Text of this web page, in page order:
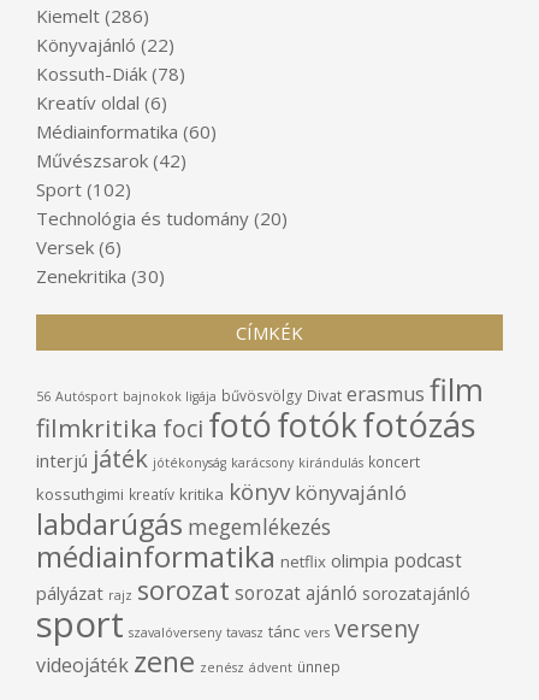
Kiemelt (286)
Könyvajánló (22)
Kossuth-Diák (78)
Kreatív oldal (6)
Médiainformatika (60)
Művészsarok (42)
Sport (102)
Technológia és tudomány (20)
Versek (6)
Zenekritika (30)
CÍMKÉK
56 Autósport bajnokok ligája bűvösvölgy Divat erasmus film
filmkritika foci fotófotókfotózás
interjú játék jótékonyság karácsony kirándulás koncert
kossuthgimi kreatív kritika könyv könyvajánló
labdarúgás megemlékezés
médiainformatika netflix olimpia podcast
pályázat rajz sorozat sorozat ajánló sorozatajánló
sport szavalóverseny tavasz tánc vers verseny
videojáték zene zenész ádvent ünnep